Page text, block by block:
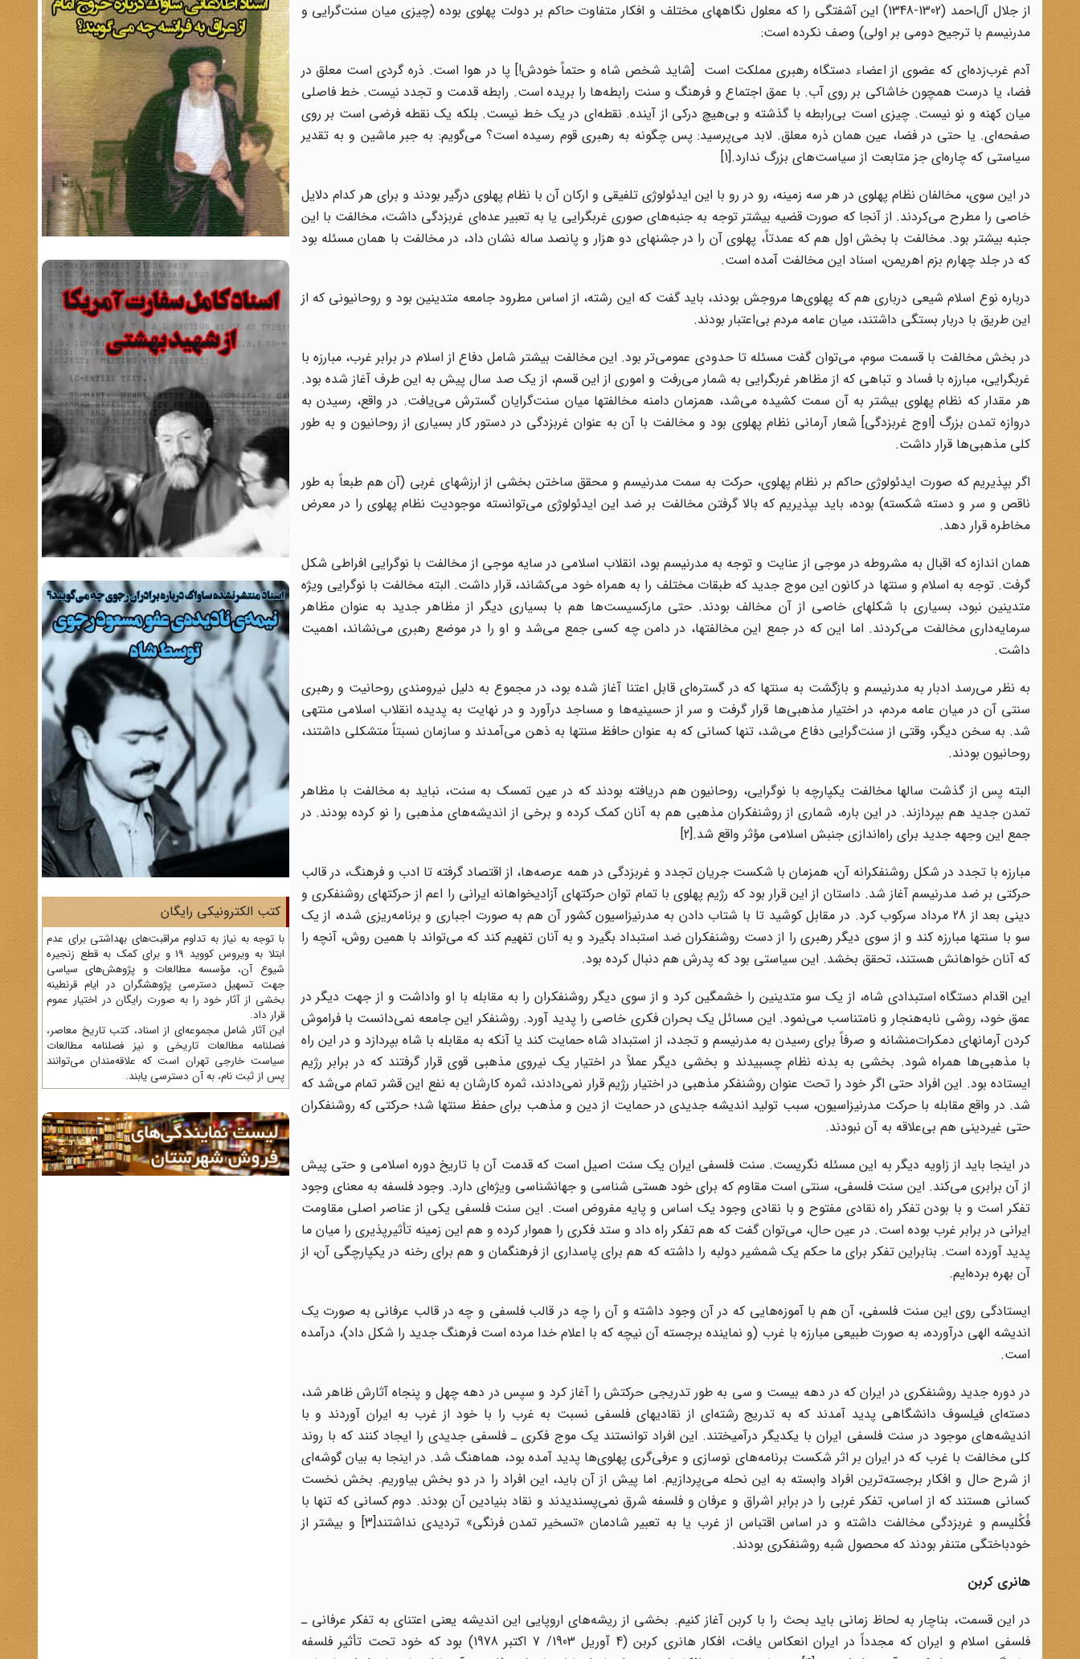
از جلال آل‌احمد (1302-1348) این آشفتگی را که معلول نگاههای مختلف و افکار متفاوت حاکم بر دولت پهلوی بوده (چیزی میان سنت‌گرایی و
مدرنیسم با ترجیح دومی بر اولی) وصف نکرده است:
آدم غرب‌زده‌ای که عضوی از اعضاء دستگاه رهبری مملکت است [شاید شخص شاه و حتماً خودش!] پا در هوا است. ذره گردی است معلق در
فضا، یا درست همچون خاشاکی بر روی آب. با عمق اجتماع و فرهنگ و سنت رابطه‌ها را بریده است. رابطه قدمت و تجدد نیست. خط فاصلی
میان کهنه‌ و نو نیست. چیزی است بی‌رابطه با گذشته و بی‌هیچ درکی از آینده. نقطه‌ای در یک خط نیست. بلکه یک نقطه فرضی است بر روی
صفحه‌ای. یا حتی در فضا، عین همان ذره معلق. لابد می‌پرسید: پس چگونه به رهبری قوم رسیده است؟ می‌گویم: به جبر ماشین و به تقدیر
سیاستی که چاره‌ای جز متابعت از سیاست‌های بزرگ ندارد.[1]
در این سوی، مخالفان نظام پهلوی در هر سه زمینه، رو در رو با این ایدئولوژی تلفیقی و ارکان آن با نظام پهلوی درگیر بودند و برای هر کدام دلایل
خاصی را مطرح می‌کردند. از آنجا که صورت قضیه بیشتر توجه به جنبه‌های صوری غربگرایی یا به تعبیر عدهای غربزدگی داشت، مخالفت با این
جنبه بیشتر بود. مخالفت با بخش اول هم که عمدتاً، پهلوی آن را در جشنهای دو هزار و پانصد ساله نشان داد، در مخالفت با همان مسئله بود
که در جلد چهارم بزم اهریمن،‌ اسناد این مخالفت آمده است.
درباره نوع اسلام شیعی درباری هم که پهلوی‌ها مروجش بودند، باید گفت که این رشته، از اساس مطرود جامعه متدینین بود و روحانیونی که از
این طریق با دربار بستگی داشتند، میان عامه مردم بی‌اعتبار بودند.
در بخش مخالفت با قسمت سوم، می‌توان گفت مسئله تا حدودی عمومی‌تر بود. این مخالفت بیشتر شامل دفاع از اسلام در برابر غرب، مبارزه با
غربگرایی، مبارزه با فساد و تباهی که از مظاهر غربگرایی به شمار می‌رفت و اموری از این قسم، از یک صد سال پیش به این طرف آغاز شده بود.
هر مقدار که نظام پهلوی بیشتر به آن سمت کشیده می‌شد، همزمان دامنه مخالفتها میان سنت‌گرایان گسترش می‌یافت. در واقع، رسیدن به
دروازه تمدن بزرگ [اوج غربزدگی] شعار آرمانی نظام پهلوی بود و مخالفت با آن به عنوان غربزدگی در دستور کار بسیاری از روحانیون و به طور
کلی مذهبی‌ها قرار داشت.
اگر بپذیریم که صورت ایدئولوژی حاکم بر نظام پهلوی، حرکت به سمت مدرنیسم و محقق ساختن بخشی از ارزشهای غربی (آن هم طبعاً به طور
ناقص و سر و دسته شکسته) بوده، باید بپذیریم که بالا گرفتن مخالفت بر ضد این ایدئولوژی می‌توانسته موجودیت نظام پهلوی را در معرض
مخاطره قرار دهد.
همان اندازه که اقبال به مشروطه در موجی از عنایت و توجه به مدرنیسم بود، انقلاب اسلامی در سایه موجی از مخالفت با نوگرایی افراطی شکل
گرفت. توجه به اسلام و سنتها در کانون این موج جدید که طبقات مختلف را به همراه خود می‌کشاند، قرار داشت. البته مخالفت با نوگرایی ویژه
متدینین نبود، بسیاری با شکلهای خاصی از آن مخالف بودند. حتی مارکسیستها هم با بسیاری دیگر از مظاهر جدید به عنوان مظاهر
سرمایه‌داری مخالفت می‌کردند. اما این که در جمع این مخالفتها، در دامن چه کسی جمع می‌شد و او را در موضع رهبری می‌نشاند، اهمیت
داشت.
به نظر می‌رسد ادبار به مدرنیسم و بازگشت به سنتها که در گستره‌ای قابل اعتنا آغاز شده بود، در مجموع به دلیل نیرومندی روحانیت و رهبری
سنتی آن در میان عامه مردم، در اختیار مذهبی‌ها قرار گرفت و سر از حسینیه‌ها و مساجد درآورد و در نهایت به پدیده انقلاب اسلامی منتهی
شد. به سخن دیگر، وقتی از سنت‌گرایی دفاع می‌شد، تنها کسانی که به عنوان حافظ سنتها به ذهن می‌آمدند و سازمان نسبتاً متشکلی داشتند،
روحانیون بودند.
البته پس از گذشت سالها مخالفت یکپارچه با نوگرایی، روحانیون هم دریافته بودند که در عین تمسک به سنت، نباید به مخالفت با مظاهر
تمدن جدید هم بپردازند. در این باره، شماری از روشنفکران مذهبی هم به آنان کمک کرده و برخی از اندیشه‌های مذهبی را نو کرده بودند. در
جمع این وجهه جدید برای راه‌اندازی جنبش اسلامی مؤثر واقع شد.[2]
مبارزه با تجدد در شکل روشنفکرانه آن، همزمان با شکست جریان تجدد و غربزدگی در همه عرصه‌ها، از اقتصاد گرفته تا ادب و فرهنگ، در قالب
حرکتی بر ضد مدرنیسم آغاز شد. داستان از این قرار بود که رژیم پهلوی با تمام توان حرکتهای آزادیخواهانه ایرانی را اعم از حرکتهای روشنفکری و
دینی بعد از 28 مرداد سرکوب کرد. در مقابل کوشید تا با شتاب دادن به مدرنیزاسیون کشور آن هم به صورت اجباری و برنامه‌ریزی شده، از یک
سو با سنتها مبارزه کند و از سوی دیگر رهبری را از دست روشنفکران ضد استبداد بگیرد و به آنان تفهیم کند که می‌تواند با همین روش، آنچه را
که آنان خواهانش هستند، تحقق بخشد. این سیاستی بود که پدرش هم دنبال کرده بود.
این اقدام دستگاه استبدادی شاه، از یک سو متدینین را خشمگین کرد و از سوی دیگر روشنفکران را به مقابله با او واداشت و از جهت دیگر در
عمق خود، روشی نابههنجار و نامتناسب می‌نمود. این مسائل یک بحران فکری خاصی را پدید آورد. روشنفکر این جامعه نمی‌دانست با فراموش
کردن آرمانهای دمکراتمنشانه و صرفاً برای رسیدن به مدرنیسم و تجدد، از استبداد شاه حمایت کند یا آنکه به مقابله با شاه بپردازد و در این راه
با مذهبی‌ها همراه شود. بخشی به بدنه نظام چسبیدند و بخشی دیگر عملاً در اختیار یک نیروی مذهبی قوی قرار گرفتند که در برابر رژیم
ایستاده بود. این افراد حتی اگر خود را تحت عنوان روشنفکر مذهبی در اختیار رژیم قرار نمی‌دادند، ثمره کارشان به نفع این قشر تمام می‌شد که
شد. در واقع مقابله با حرکت مدرنیزاسیون، سبب تولید اندیشه جدیدی در حمایت از دین و مذهب برای حفظ سنتها شد؛ حرکتی که روشنفکران
حتی غیردینی هم بی‌علاقه به آن نبودند.
در اینجا باید از زاویه دیگر به این مسئله نگریست. سنت فلسفی ایران یک سنت اصیل است که قدمت آن با تاریخ دوره اسلامی و حتی پیش
از آن برابری می‌کند. این سنت فلسفی، سنتی است مقاوم که برای خود هستی شناسی و جهانشناسی ویژه‌ای دارد. وجود فلسفه به معنای وجود
تفکر است و با بودن تفکر راه نقادی مفتوح و با نقادی وجود یک اساس و پایه مفروض است. این سنت فلسفی یکی از عناصر اصلی مقاومت
ایرانی در برابر غرب بوده است. در عین حال، می‌توان گفت که هم تفکر راه داد و ستد فکری را هموار کرده و هم این زمینه تأثیرپذیری را میان ما
پدید آورده است. بنابراین تفکر برای ما حکم یک شمشیر دولبه را داشته که هم برای پاسداری از فرهنگمان و هم برای رخنه در یکپارچگی آن، از
آن بهره برده‌ایم.
ایستادگی روی این سنت فلسفی، آن هم با آموزه‌هایی که در آن وجود داشته و آن را چه در قالب فلسفی و چه در قالب عرفانی به صورت یک
اندیشه الهی درآورده، به صورت طبیعی مبارزه با غرب (و نماینده برجسته آن نیچه که با اعلام خدا مرده است فرهنگ جدید را شکل داد)، درآمده
است.
در دوره جدید روشنفکری در ایران که در دهه بیست و سی به طور تدریجی حرکتش را آغاز کرد و سپس در دهه چهل و پنجاه آثارش ظاهر شد،
دسته‌ای فیلسوف دانشگاهی پدید آمدند که به تدریج رشته‌ای از نقادیهای فلسفی نسبت به غرب را با خود از غرب به ایران آوردند و با
اندیشه‌های موجود در سنت فلسفی ایران با یکدیگر درآمیختند. این افراد توانستند یک موج فکری ـ فلسفی جدیدی را ایجاد کنند که با روند
کلی مخالفت با غرب که در ایران بر اثر شکست برنامه‌های نوسازی و عرفی‌گری پهلوی‌ها پدید آمده بود، هماهنگ شد. در اینجا به بیان گوشه‌ای
از شرح حال و افکار برجسته‌ترین افراد وابسته به این نحله می‌پردازیم. اما پیش از آن باید، این افراد را در دو بخش بیاوریم. بخش نخست
کسانی هستند که از اساس، تفکر غربی را در برابر اشراق و عرفان و فلسفه شرق نمی‌پسندیدند و نقاد بنیادین آن بودند. دوم کسانی که تنها با
فُکُلیسم و غربزدگی مخالفت داشته و در اساس اقتباس از غرب یا به تعبیر شادمان «تسخیر تمدن فرنگی» تردیدی نداشتند[3] و بیشتر از
خودباختگی متنفر بودند که محصول شبه روشنفکری بودند.
هانری کربن
در این قسمت، بناچار به لحاظ زمانی باید بحث را با کربن آغاز کنیم. بخشی از ریشه‌های اروپایی این اندیشه یعنی اعتنای به تفکر عرفانی ـ
فلسفی اسلام و ایران که مجدداً در ایران انعکاس یافت، افکار هانری کربن (4 آوریل 1903/ 7 اکتبر 1978) بود که خود تحت تأثیر فلسفه
کتب الکترونیکی رایگان
با توجه به نیاز به تداوم مراقبت‌های بهداشتی برای عدم
ابتلا به ویروس کووید 19 و برای کمک به قطع زنجیره
شیوع آن، مؤسسه مطالعات و پژوهش‌های سیاسی
جهت تسهیل دسترسی پژوهشگران در ایام قرنطینه
بخشی از آثار خود را به صورت رایگان در اختیار عموم
قرار داد.
این آثار شامل مجموعه‌ای از اسناد، کتب تاریخ معاصر،
فصلنامه‌ مطالعات تاریخی و نیز فصلنامه مطالعات
سیاست خارجی تهران است که علاقه‌مندان می‌توانند
پس از ثبت نام، به آن دسترسی یابند.